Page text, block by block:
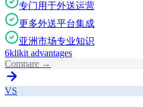
专门用于外送运营
更多外送平台集成
亚洲市场专业知识
6klikit advantages
Compare →
VS